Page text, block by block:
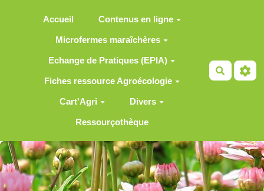
Accueil Contenus en ligne
Microfermes maraîchères
Echange de Pratiques (EPIA)
Fiches ressource Agroécologie
Cart'Agri Divers
Ressourçothèque